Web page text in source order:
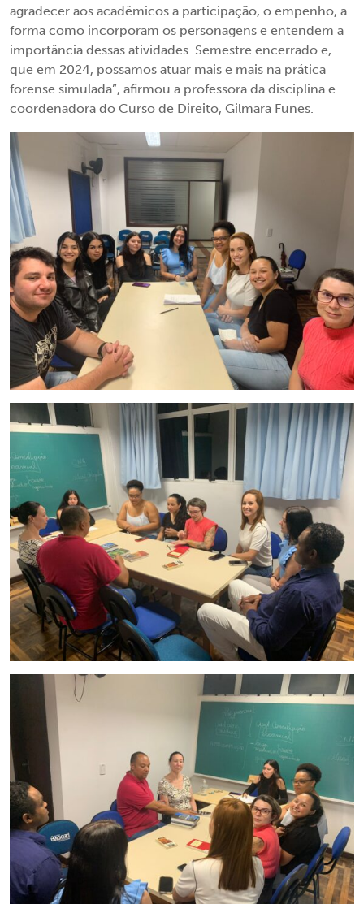
agradecer aos acadêmicos a participação, o empenho, a
forma como incorporam os personagens e entendem a
importância dessas atividades. Semestre encerrado e,
que em 2024, possamos atuar mais e mais na prática
forense simulada”, afirmou a professora da disciplina e
coordenadora do Curso de Direito, Gilmara Funes.